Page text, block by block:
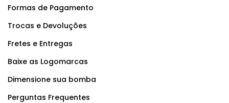
Formas de Pagamento
Trocas e Devoluções
Fretes e Entregas
Baixe as Logomarcas
Dimensione sua bomba
Perguntas Frequentes